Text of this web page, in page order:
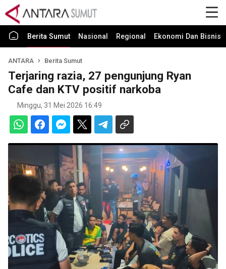
Berita Sumut Nasional Regional Ekonomi Dan Bisnis
ANTARA Berita Sumut
Terjaring razia, 27 pengunjung Ryan
Cafe dan KTV positif narkoba
Minggu, 31 Mei 2026 16:49